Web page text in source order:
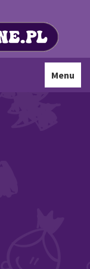
Toggle
Menu